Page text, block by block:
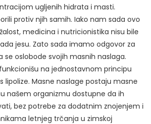
ugljenih hidrata i masti.
protiv njih samih. Iako nam sada ovo
medicina i nutricionistika nisu bile
jesu. Zato sada imamo odgovor za
se oslobode svojih masnih naslaga.
na jednostavnom principu
lipolize. Masne naslage postaju masne
našem organizmu dostupne da ih
bez potrebe za dodatnim znojenjem i
letnjeg trčanja u zimskoj